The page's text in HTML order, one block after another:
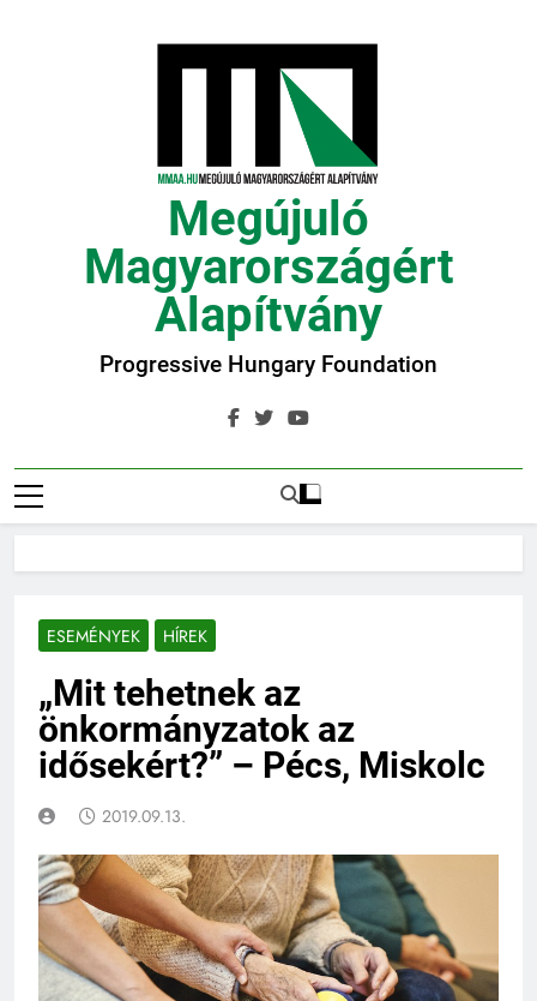
Megújuló
Magyarországért
Alapítvány
Progressive Hungary Foundation
ESEMÉNYEK HÍREK
„Mit tehetnek az
önkormányzatok az
idősekért?” – Pécs, Miskolc
2019.09.13.